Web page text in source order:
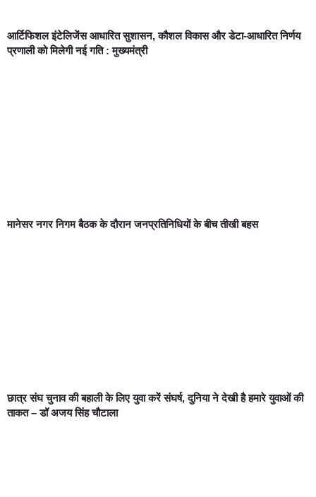
आर्टिफिशल इंटेलिजेंस आधारित सुशासन, कौशल विकास और डेटा-आधारित निर्णय
प्रणाली को मिलेगी नई गति : मुख्यमंत्री
मानेसर नगर निगम बैठक के दौरान जनप्रतिनिधियों के बीच तीखी बहस
छात्र संघ चुनाव की बहाली के लिए युवा करें संघर्ष, दुनिया ने देखी है हमारे युवाओं की
ताकत – डॉ अजय सिंह चौटाला